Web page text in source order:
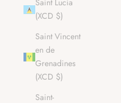
Saint Lucia
(XCD $)
Saint Vincent
en de
Grenadines
(XCD $)
Saint-